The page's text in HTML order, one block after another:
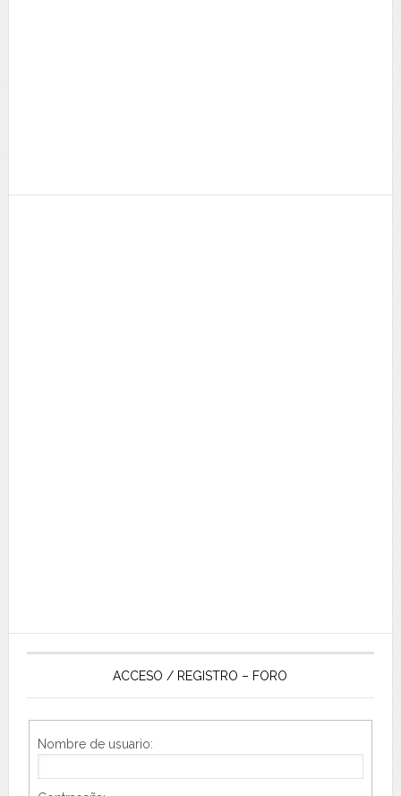
ACCESO / REGISTRO – FORO
Nombre de usuario: